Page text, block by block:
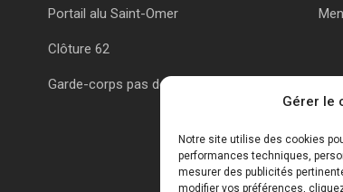
Gérer le
Notre site utilise des cookies
performances techniques,
mesurer des publicités
modifier vos préférences,
Portail alu Saint-Omer
Clôture 62
Garde-corps pas de calais